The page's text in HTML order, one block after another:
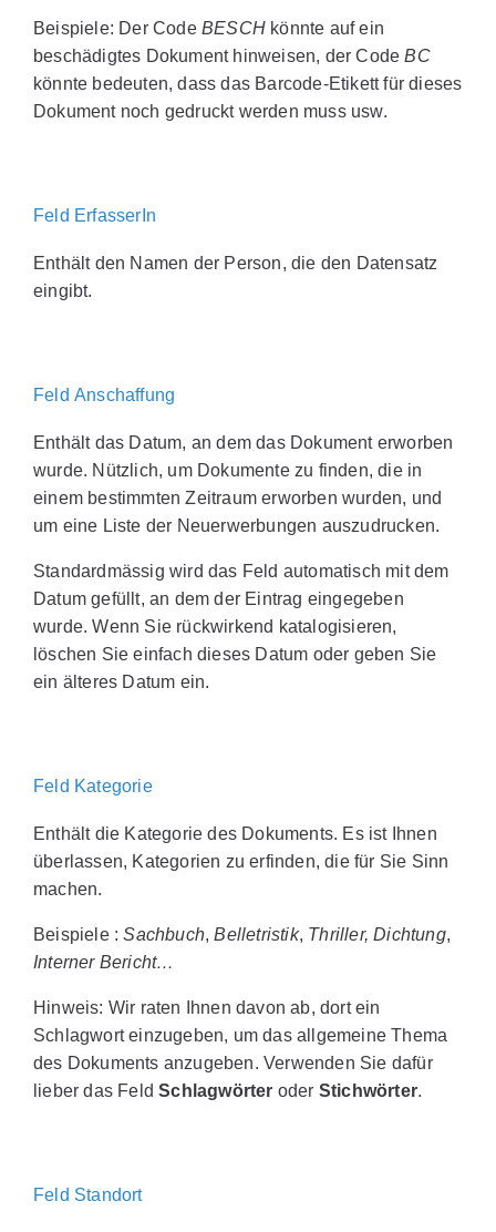
Beispiele: Der Code BESCH könnte auf ein
beschädigtes Dokument hinweisen, der CodeBC
könnte bedeuten, dass das Barcode-Etikett für dieses
Dokument noch gedruckt werden muss usw.
Feld ErfasserIn
Enthält den Namen der Person, die den Datensatz
eingibt.
Feld Anschaffung
Enthält das Datum, an dem das Dokument erworben
wurde. Nützlich, um Dokumente zu finden, die in
einem bestimmten Zeitraum erworben wurden, und
um eine Liste der Neuerwerbungen auszudrucken.
Standardmässig wird das Feld automatisch mit dem
Datum gefüllt, an dem der Eintrag eingegeben
wurde. Wenn Sie rückwirkend katalogisieren,
löschen Sie einfach dieses Datum oder geben Sie
ein älteres Datum ein.
Feld Kategorie
Enthält die Kategorie des Dokuments. Es ist Ihnen
überlassen, Kategorien zu erfinden, die für Sie Sinn
machen.
Beispiele :Sachbuch,Belletristik, Thriller, Dichtung,
Interner Bericht…
Hinweis: Wir raten Ihnen davon ab, dort ein
Schlagwort einzugeben, um das allgemeine Thema
des Dokuments anzugeben. Verwenden Sie dafür
lieber das FeldSchlagwörter oder Stichwörter.
Feld Standort